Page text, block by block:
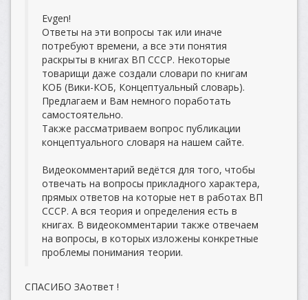
Evgen!
Ответы на эти вопросы так или иначе
потребуют времени, а все эти понятия
раскрыты в книгах ВП СССР. Некоторые
товарищи даже создали словари по книгам
КОБ (Вики-КОБ, Концептуальный словарь).
Предлагаем и Вам немного поработать
самостоятельно.
Также рассматриваем вопрос публикации
концептуального словаря на нашем сайте.
Видеокомментарий ведётся для того, чтобы
отвечать на вопросы прикладного характера,
прямых ответов на которые нет в работах ВП
СССР. А вся теория и определения есть в
книгах. В видеокомментарии также отвечаем
на вопросы, в которых изложены конкретные
проблемы понимания теории.
СПАСИБО ЗАответ !